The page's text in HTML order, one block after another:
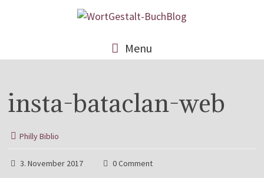
Menu
insta-bataclan-web
Philly Biblio
3. November 2017 0 Comment